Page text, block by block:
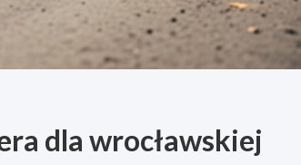
dla wrocławskiej